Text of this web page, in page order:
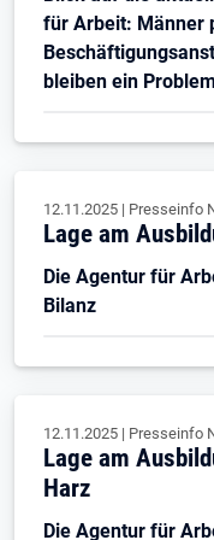
für Arbeit: Männer
bleiben ein
12.11.2025 | Presseinfo
Lage am
Die Agentur für
Bilanz
12.11.2025 | Presseinfo
Lage am
Harz
Die Agentur für